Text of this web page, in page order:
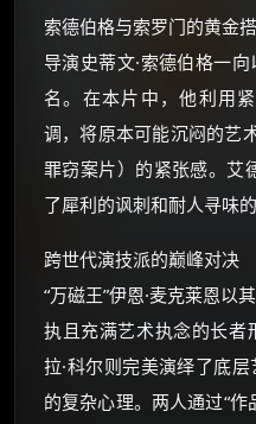
索德伯格与索罗门的黄金
导演史蒂文·索德伯格一
名。在本片中，他利用
调，将原本可能沉闷的艺
罪窃案片）的紧张感。艾
了犀利的讽刺和耐人寻味的
跨世代演技派的巅峰对决
“万磁王”伊恩·麦克莱恩以
执且充满艺术执念的长者
拉·科尔则完美演绎了底
的复杂心理。两人通过“